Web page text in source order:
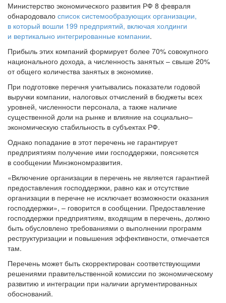
Министерство экономического развития РФ 8 февраля
обнародовало список системообразующих организации,
в который вошли 199 предприятий, включая холдинги
и вертикально интегрированные компании.
Прибыль этих компаний формирует более 70% совокупного
национального дохода, а численность занятых – свыше 20%
от общего количества занятых в экономике.
При подготовке перечня учитывались показатели годовой
выручки компании, налоговых отчислений в бюджеты всех
уровней, численности персонала, а также наличие
существенной доли на рынке и влияние на социально–
экономическую стабильность в субъектах РФ.
Однако попадание в этот перечень не гарантирует
предприятиям получение ими господдержки, поясняется
в сообщении Минэкономразвития.
«Включение организации в перечень не является гарантией
предоставления господдержки, равно как и отсутствие
организации в перечне не исключает возможности оказания
господдержки», – говорится в сообщении. Предоставление
господдержки предприятиям, входящим в перечень, должно
быть обусловлено требованиями о выполнении программ
реструктуризации и повышения эффективности, отмечается
там.
Перечень может быть скорректирован соответствующими
решениями правительственной комиссии по экономическому
развитию и интеграции при наличии аргументированных
обоснований.